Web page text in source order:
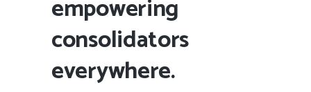
empowering
consolidators
everywhere.